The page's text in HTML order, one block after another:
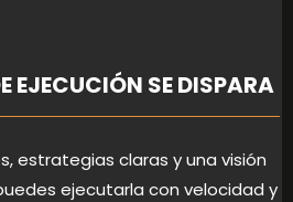
EJECUCIÓN SE DISPARA
estrategias claras y una visión
ejecutarla con velocidad y